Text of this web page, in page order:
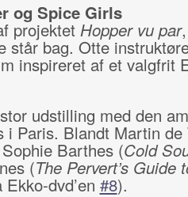
og Spice Girls
projektet Hopper vu par
står bag. Otte
inspireret af et valgfrit
udstilling med den
i Paris. Blandt Martin de
Barthes (Cold
(The Pervert’s Guide
dvd’en #8).